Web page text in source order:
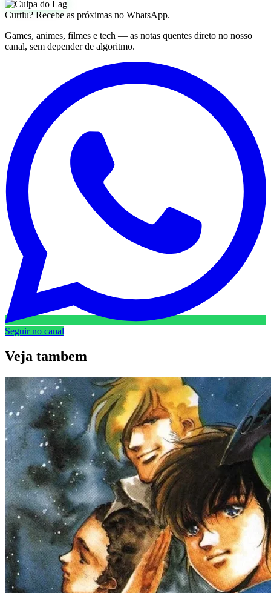
Curtiu? Recebe as próximas no WhatsApp.
Games, animes, filmes e tech — as notas quentes direto no nosso
canal, sem depender de algoritmo.
Seguir no canal
Veja tambem